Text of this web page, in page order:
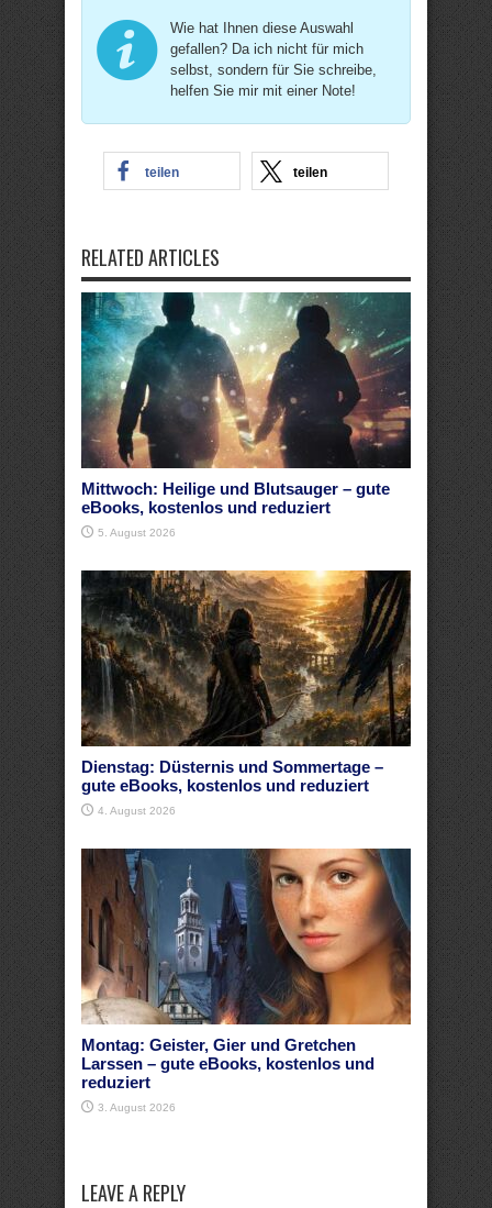
Wie hat Ihnen diese Auswahl
gefallen? Da ich nicht für mich
selbst, sondern für Sie schreibe,
helfen Sie mir mit einer Note!
teilen teilen
RELATED ARTICLES
Mittwoch: Heilige und Blutsauger – gute
eBooks, kostenlos und reduziert
5. August 2026
Dienstag: Düsternis und Sommertage –
gute eBooks, kostenlos und reduziert
4. August 2026
Montag: Geister, Gier und Gretchen
Larssen – gute eBooks, kostenlos und
reduziert
3. August 2026
LEAVE A REPLY